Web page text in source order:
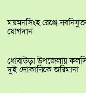
ময়মনসিংহ রেঞ্জে
যোগদান
ধোবাউড়া উপজেলায়
দুই দোকানিকে জরিমানা